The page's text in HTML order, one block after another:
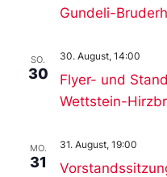
Gundeli-
SO.
30
Flyer- und
Wettstein-
30. August, 14:00
MO.
31
31. August, 19:00